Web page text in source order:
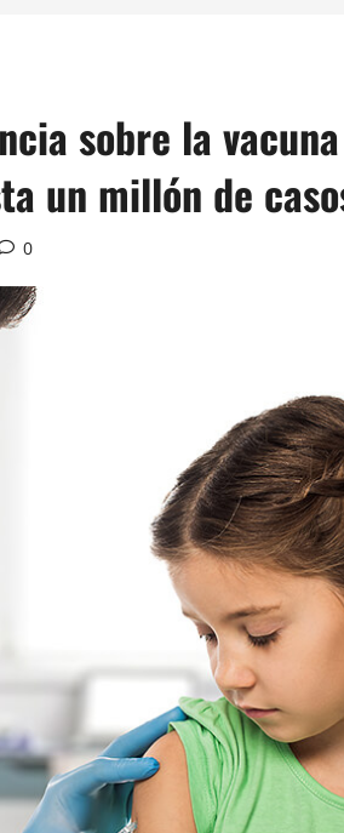
sobre la
un millón de
0